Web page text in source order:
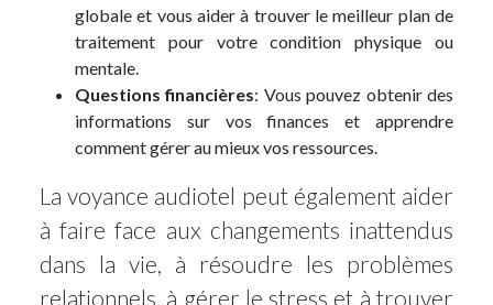
globale et vous aider à trouver le meilleur plan de
traitement pour votre condition physique ou
mentale.
Questions financières: Vous pouvez obtenir des
informations sur vos finances et apprendre
comment gérer au mieux vos ressources.
La voyance audiotel peut également aider
à faire face aux changements inattendus
dans la vie, à résoudre les problèmes
relationnels, à gérer le stress et à trouver